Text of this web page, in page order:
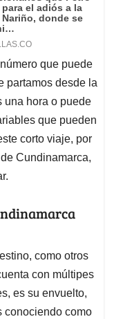
que puede
partamos desde la
una hora o puede
que pueden
corto viaje, por
Cundinamarca,
como otros
con múltipes
es su envuelto,
conociendo como